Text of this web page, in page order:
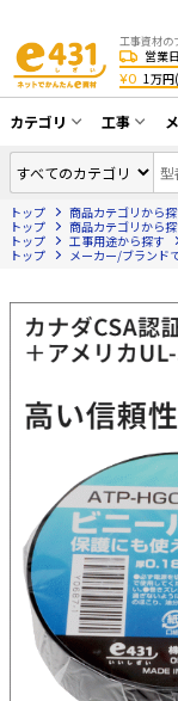
営業
¥0 1万円
カテゴリ
同軸ケーブル／
アンテナ・取付
部材類
配線補助具（モ
防犯工事関連
HDMIケーブル・
電話線／コネクタ
LANケーブル・
ネットワーク機器
エアコン・換気
太陽光発電ケー
材/機器
電源ケーブル／
ーカ
工事
光
エ
防
EV
照
太
ホテル・
トップ 商品カテゴリから
トップ
商品カテゴリから
トップ
工事用途から探す
トップ
メーカー/ブランド